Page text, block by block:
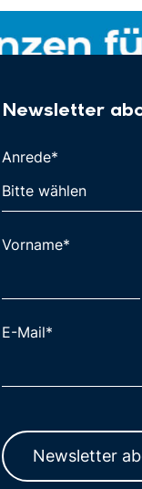
Newsletter
Anrede*
Vorname*
E-Mail*
Newsletter